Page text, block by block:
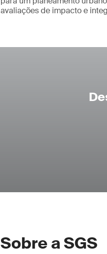
avaliações de impacto e
Sobre a SGS